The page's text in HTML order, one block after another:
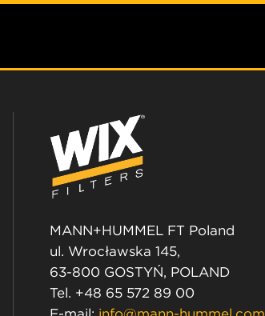
MANN+HUMMEL FT Poland
ul. Wrocławska 145,
63-800 GOSTYŃ, POLAND
Tel. +48 65 572 89 00